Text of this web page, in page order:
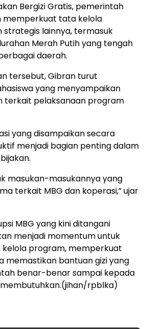
Bergizi Gratis, pemerintah
memperkuat tata kelola
lainnya, termasuk
Merah Putih yang tengah
daerah.
tersebut, Gibran turut
yang menyampaikan
terkait pelaksanaan program
yang disampaikan secara
menjadi bagian penting dalam
masukan-masukannya yang
terkait MBG dan koperasi,” ujar
MBG yang kini ditangani
menjadi momentum untuk
program, memperkuat
memastikan bantuan gizi yang
benar-benar sampai kepada
rpblka)